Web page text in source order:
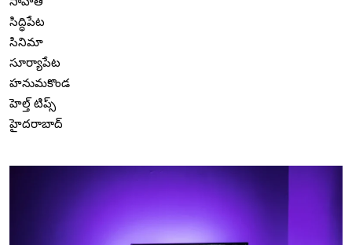
సిద్ధిపేట
సినిమా
సూర్యాపేట
హనుమకొండ
హెల్త్ టిప్స్
హైదరాబాద్